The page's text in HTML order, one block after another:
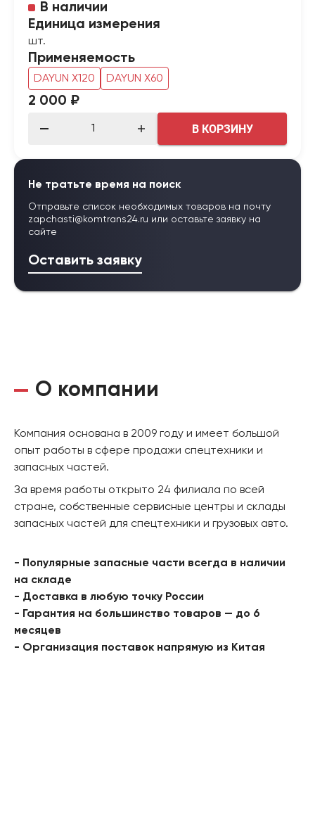
В наличии
Единица измерения
шт.
Применяемость
DAYUN X120 DAYUN X60
2 000 ₽
В КОРЗИНУ
Не тратьте время на поиск
Отправьте список необходимых товаров на почту
zapchasti@komtrans24.ru или оставьте заявку на
сайте
Оставить заявку
О компании
Компания основана в 2009 году и имеет большой
опыт работы в сфере продажи спецтехники и
запасных частей.
За время работы открыто 24 филиала по всей
стране, собственные сервисные центры и склады
запасных частей для спецтехники и грузовых авто.
- Популярные запасные части всегда в наличии
на складе
- Доставка в любую точку России
- Гарантия на большинство товаров — до 6
месяцев
- Организация поставок напрямую из Китая